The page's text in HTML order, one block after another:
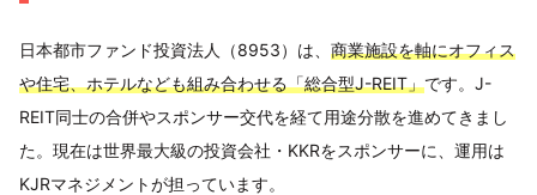
日本都市ファンド投資法人（8953）は、 商業施設を軸にオフィス
や住宅、ホテルなども組み合わせる「総合型J-REIT」です。J-
REIT同士の合併やスポンサー交代を経て用途分散を進めてきまし
た。現在は世界最大級の投資会社・KKRをスポンサーに、運用は
KJRマネジメントが担っています。